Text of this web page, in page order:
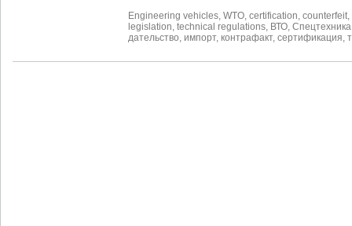
Engineering vehicles WTO certification counterfeit
legislation technical regulations ВТО Спецтехника
дательство импорт, контрафакт, сертификация